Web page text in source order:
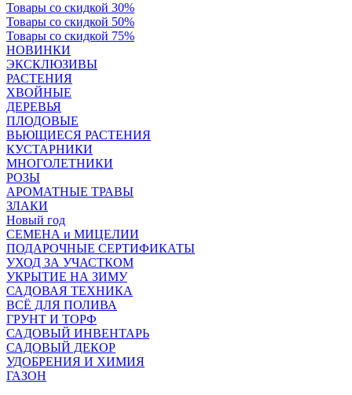
Товары со скидкой 30%
Товары со скидкой 50%
Товары со скидкой 75%
НОВИНКИ
ЭКСКЛЮЗИВЫ
РАСТЕНИЯ
ХВОЙНЫЕ
ДЕРЕВЬЯ
ПЛОДОВЫЕ
ВЬЮЩИЕСЯ РАСТЕНИЯ
КУСТАРНИКИ
МНОГОЛЕТНИКИ
РОЗЫ
АРОМАТНЫЕ ТРАВЫ
ЗЛАКИ
Новый год
СЕМЕНА и МИЦЕЛИИ
ПОДАРОЧНЫЕ СЕРТИФИКАТЫ
УХОД ЗА УЧАСТКОМ
УКРЫТИЕ НА ЗИМУ
САДОВАЯ ТЕХНИКА
ВСЁ ДЛЯ ПОЛИВА
ГРУНТ И ТОРФ
САДОВЫЙ ИНВЕНТАРЬ
САДОВЫЙ ДЕКОР
УДОБРЕНИЯ И ХИМИЯ
ГАЗОН